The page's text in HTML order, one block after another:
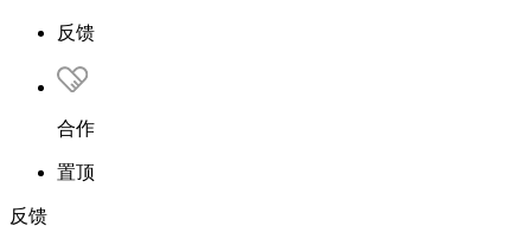
反馈
合作
置顶
反馈